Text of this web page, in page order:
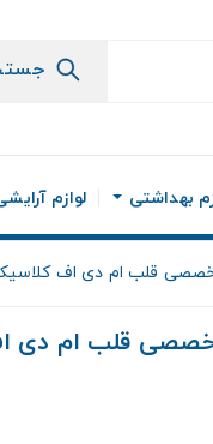
بهداشتی لوازم
قلب ام دی اف کلاسیک
قلب ام دی اف